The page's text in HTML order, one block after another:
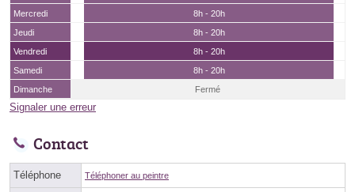
Mercredi
8h - 20h
Jeudi
8h - 20h
Vendredi
8h - 20h
Samedi
8h - 20h
Dimanche
Fermé
Signaler une erreur
Contact
Téléphone Téléphoner au peintre